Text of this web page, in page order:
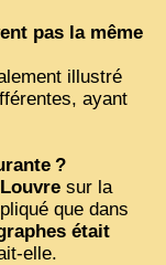
pas la même
illustré
ayant
?
sur la
que dans
était
elle.